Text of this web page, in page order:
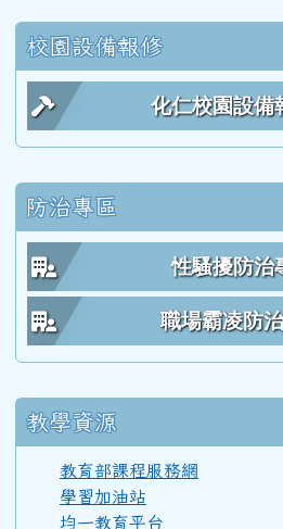
62學年度(63年7月)第 4
61學年度(62年7月)第
59學年度(60年7月)第
校園設備報修
化仁校園設備
防治專區
性騷擾防治
職場霸凌防
教學資源
教育部課程服務網
學習加油站
均一教育平台